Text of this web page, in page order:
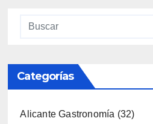
Alojamiento(34)
Artesanía(13)